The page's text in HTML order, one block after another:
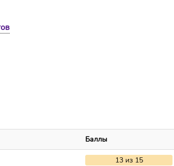
Баллы
13 из 15